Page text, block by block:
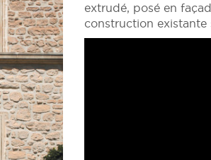
extrudé, posé en
construction existante